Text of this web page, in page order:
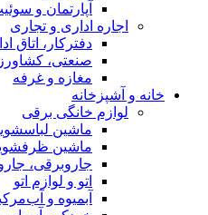
آپارتمان و
اجاره اداری و تجاری
دفترکار، اتاق
صنعتی،
مغازه و غرفه
خانه و آشپزخانه
لوازم خانگی برقی
ماشین
ماشین
جاروبرقی،
اتو و لوازم اتو
آبمیوه و